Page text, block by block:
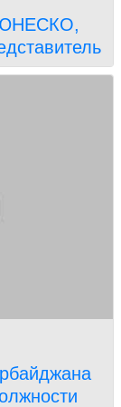
ЮНЕСКО,